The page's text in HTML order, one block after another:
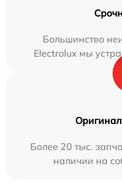
Большинство
Electrolux мы
Более 20 тыс.
наличии на